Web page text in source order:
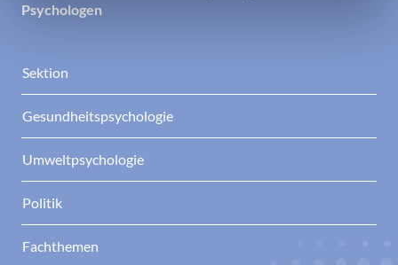
Psychologen
Sektion
Gesundheitspsychologie
Umweltpsychologie
Politik
Fachthemen